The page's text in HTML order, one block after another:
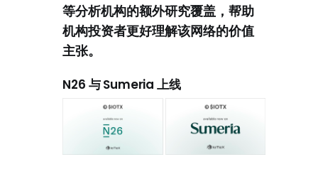
等分析机构的额外研究覆盖，帮助
机构投资者更好理解该网络的价值
主张。
N26 与 Sumeria 上线